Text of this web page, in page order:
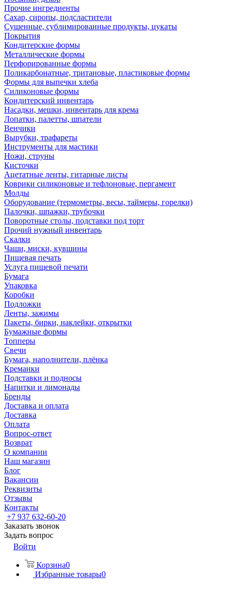
Прочие ингредиенты
Сахар, сиропы, подсластители
Сушенные, сублимированные продукты, цукаты
Покрытия
Кондитерские формы
Металлические формы
Перфорированные формы
Поликарбонатные, тритановые, пластиковые формы
Формы для выпечки хлеба
Силиконовые формы
Кондитерский инвентарь
Насадки, мешки, инвентарь для крема
Лопатки, палетты, шпатели
Венчики
Вырубки, трафареты
Инструменты для мастики
Ножи, струны
Кисточки
Ацетатные ленты, гитарные листы
Коврики силиконовые и тефлоновые, пергамент
Молды
Оборудование (термометры, весы, таймеры, горелки)
Палочки, шпажки, трубочки
Поворотные столы, подставки под торт
Прочий нужный инвентарь
Скалки
Чаши, миски, кувшины
Пищевая печать
Услуга пищевой печати
Бумага
Упаковка
Коробки
Подложки
Ленты, зажимы
Пакеты, бирки, наклейки, открытки
Бумажные формы
Топперы
Свечи
Бумага, наполнители, плёнка
Креманки
Подставки и подносы
Напитки и лимонады
Бренды
Доставка и оплата
Доставка
Оплата
Вопрос-ответ
Возврат
О компании
Наш магазин
Блог
Вакансии
Реквизиты
Отзывы
Контакты
+7 937 632-60-20
Заказать звонок
Задать вопрос
Войти
Корзина0
Избранные товары0